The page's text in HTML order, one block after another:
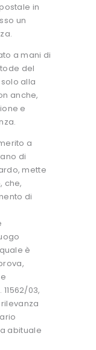
in
un
a mani di
del
alla
anche,
e
a
di
mette
che,
di
è
03,
abituale